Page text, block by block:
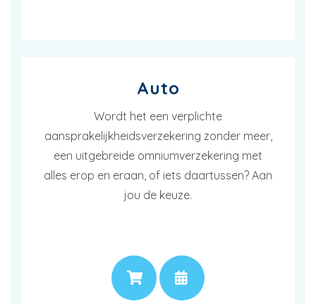
Auto
Wordt het een verplichte
aansprakelijkheidsverzekering zonder meer,
een uitgebreide omniumverzekering met
alles erop en eraan, of iets daartussen? Aan
jou de keuze.
PRIJS